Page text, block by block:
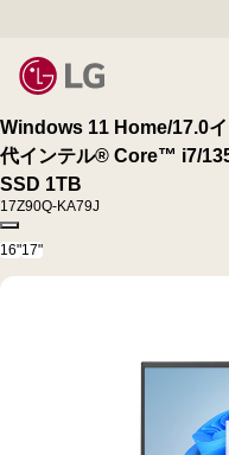
Windows 11 Home/17.0
代インテル® Core™ i7/
SSD 1TB
17Z90Q-KA79J
Copy model name
16"17"